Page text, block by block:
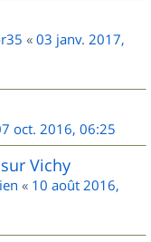
« 03 janv. 2017,
oct. 2016, 06:25
Vichy
« 10 août 2016,